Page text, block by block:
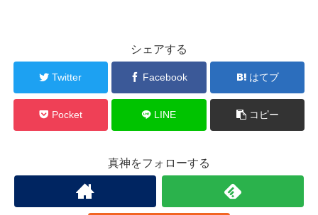
シェアする
Twitter Facebook はてブ
Pocket LINE コピー
真神をフォローする